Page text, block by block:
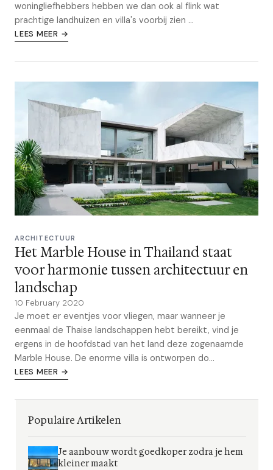
woningliefhebbers hebben we dan ook al flink wat
prachtige landhuizen en villa's voorbij zien ...
LEES MEER →
ARCHITECTUUR
Het Marble House in Thailand staat
voor harmonie tussen architectuur en
landschap
10 February 2020
Je moet er eventjes voor vliegen, maar wanneer je
eenmaal de Thaise landschappen hebt bereikt, vind je
ergens in de hoofdstad van het land deze zogenaamde
Marble House. De enorme villa is ontworpen do...
LEES MEER →
Populaire Artikelen
Je aanbouw wordt goedkoper zodra je hem
kleiner maakt